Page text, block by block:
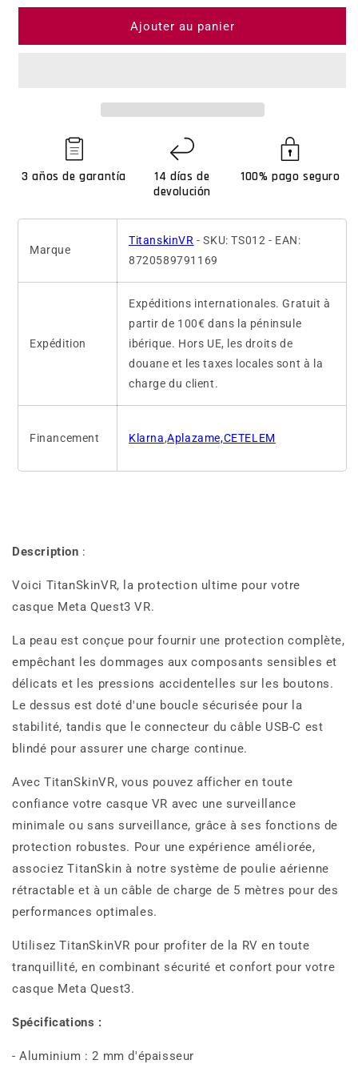
Ajouter au panier
3 años de garantía
14 días de
devolución
100% pago seguro
Marque
TitanskinVR - SKU: TS012 - EAN:
8720589791169
Expédition
Expéditions internationales. Gratuit à
partir de 100€ dans la péninsule
ibérique. Hors UE, les droits de
douane et les taxes locales sont à la
charge du client.
Financement Klarna,Aplazame,CETELEM
Description :
Voici TitanSkinVR, la protection ultime pour votre
casque Meta Quest3 VR.
La peau est conçue pour fournir une protection complète,
empêchant les dommages aux composants sensibles et
délicats et les pressions accidentelles sur les boutons.
Le dessus est doté d'une boucle sécurisée pour la
stabilité, tandis que le connecteur du câble USB-C est
blindé pour assurer une charge continue.
Avec TitanSkinVR, vous pouvez afficher en toute
confiance votre casque VR avec une surveillance
minimale ou sans surveillance, grâce à ses fonctions de
protection robustes. Pour une expérience améliorée,
associez TitanSkin à notre système de poulie aérienne
rétractable et à un câble de charge de 5 mètres pour des
performances optimales.
Utilisez TitanSkinVR pour profiter de la RV en toute
tranquillité, en combinant sécurité et confort pour votre
casque Meta Quest3.
Spécifications :
- Aluminium : 2 mm d'épaisseur